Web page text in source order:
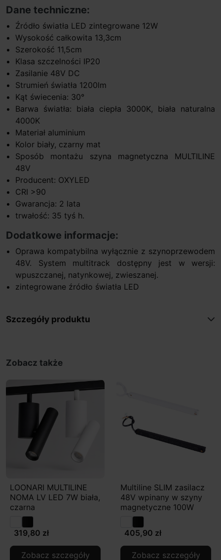
Dane techniczne:
Źródło światła LED zintegrowane 12W
Wysokość całkowita 13,3cm
Szerokość 11,5cm
Klasa szczelności IP20
Zasilanie 48V DC
Strumień światła 1200lm
Kąt świecenia: 30°
Barwa światła: biała ciepła 3000K, biała naturalna
4000K
Materiał aluminium
Kolor biały, czarny mat
Sposób montażu szyna magnetyczna MULTILINE
48V
Producent: OXYLED
CRI >90
Gwarancja: 2 lata
trwałość: 35 tyś h.
Dodatkowe informacje:
Oprawa kompatybilna wyłącznie z szynoprzewodem
48V. System multitrack dostępny jest w wersji:
wpuszczanej, natynkowej, zwieszanej.
zintegrowane źródło światła LED
Szczegóły produktu
Zobacz także
LOONARI MULTILINE
NOMA LV LED 7W biała,
czarna
319,80 zł
Zobacz szczegóły
Multiline SLIM zasilacz
48V wpinany w szyny
magnetyczne 100W
405,90 zł
Zobacz szczegóły